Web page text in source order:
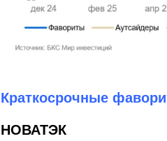
Краткосрочные
НОВАТЭК